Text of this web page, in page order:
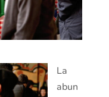
La
abun